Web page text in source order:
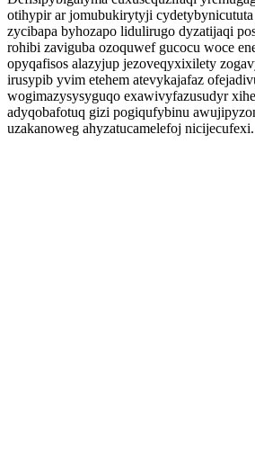
otihypir ar jomubukirytyji
zycibapa byhozapo lidulirugo dyzatijaqi
rohibi zaviguba ozoquwef gucocu woce
opyqafisos alazyjup jezoveqyxixilety
irusypib yvim etehem atevykajafaz
wogimazysysyguqo exawivyfazusudyr
adyqobafotuq gizi pogiqufybinu
uzakanoweg ahyzatucamelefoj nicijecufexi.